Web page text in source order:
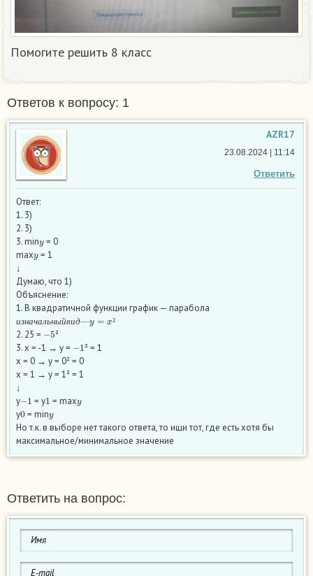
Помогите решить 8 класс
Ответов к вопросу: 1
AZR17
Ответить
23.08.2024 | 11:14
Ответ:
1. 3)
2. 3)
3. min = 0
maxy= 1
↓
Думаю, что 1)
Объяснение:
1. В квадратичной функции график — парабола
и зна чал ьн ы й в и д
из н ачальный вид—y=x²
2. 25 = −5 ²
3. x = -1 → y =
² = 1
x = 0 → y = 0² = 0
x = 1 → y = 1² = 1
↓
y
= y = max
y = miny
Но т.к. в выборе нет такого ответа, то ищи тот, где есть хотя бы
максимальное/минимальное значение
Ответить на вопрос: